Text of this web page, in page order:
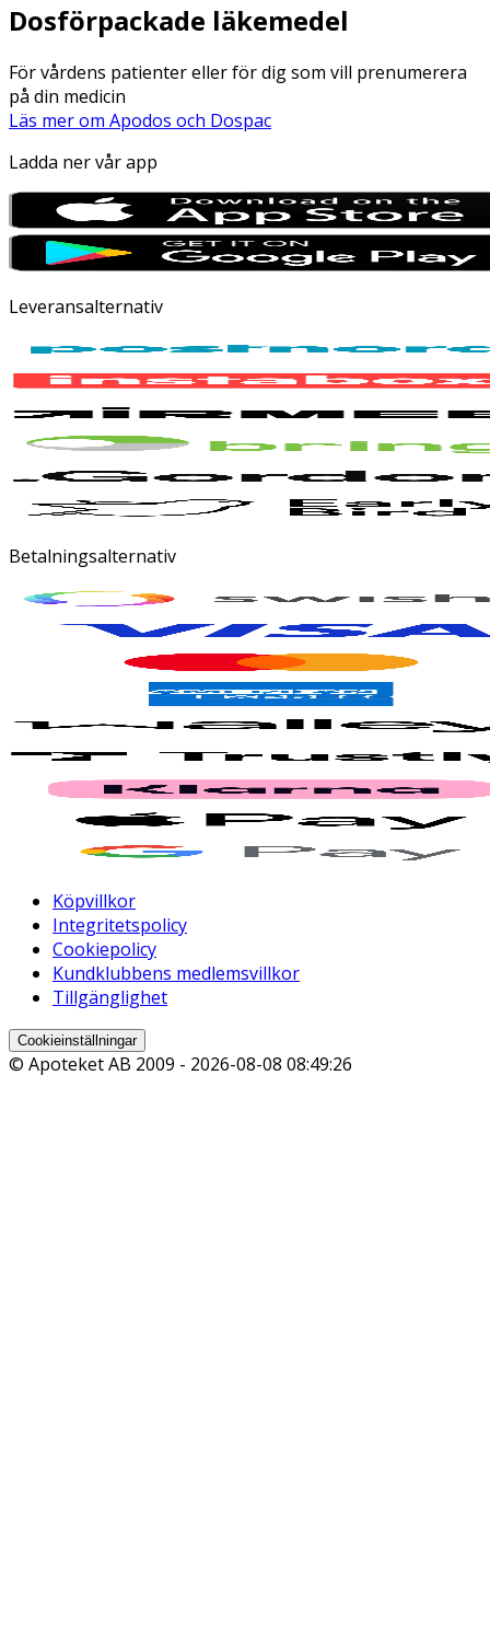
Dosförpackade läkemedel
För vårdens patienter eller för dig som vill prenumerera
på din medicin
Läs mer om Apodos och Dospac
Ladda ner vår app
Leveransalternativ
Betalningsalternativ
Köpvillkor
Integritetspolicy
Cookiepolicy
Kundklubbens medlemsvillkor
Tillgänglighet
Cookieinställningar
© Apoteket AB 2009 - 2026-08-08 08:49:26